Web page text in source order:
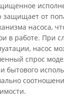
защищает от
насоса,
в работе. При
насос
спрос
бытового